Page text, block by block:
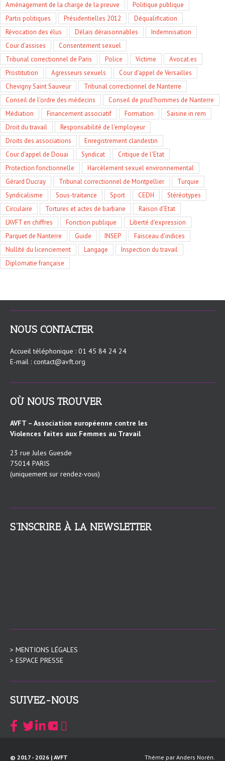
Aménagement de la charge de la preuve
Politique publique
Partis politiques
Présidentielles 2012
Déqualification
Révocation des élus
Délais déraisonnables
Indemnisation
Cour d'assises
Consentement sexuel
Tribunal correctionnel de Paris
Police Victime
Avocat.es
Prostitution
Agresseurs sexuels
Cour d'appel de Versailles
Chevigny Saint Sauveur
Tribunal correctionnel de Nanterre
Conseil de l'ordre des médecins
Conseil de prud'hommes de Nanterre
Médiation
Financement associatif Formation
Saisine in rem
Droit du travail
Responsabilité de l'employeur
Droits des associations
Enregistrement clandestin
Cour d'appel de Douai
Syndicat
Critique de l'Etat
Protection fonctionnelle
Harcèlement sexuel environnemental
Gérard Ducray
Tribunal correctionnel de Montpellier
Turquie
Syndicalisme
Sous-traitance Sport CEDH
Stéréotypes
Circulaire
Tortures et actes de barbarie
Raison d'Etat
L'AVFT en chiffres
Fonction publique
Liberté d'expression
Parquet de Nanterre
Guide INSEP
Faisceau d'indices
Nullité du licenciement
Langage
Inspection du travail
Diplomatie française
NOUS CONTACTER
Accueil téléphonique : 01 45 84 24 24
E-mail : contact@avft.org
OÙ NOUS TROUVER
AVFT – Association européenne contre les
Violences faites aux Femmes au Travail
23 rue Jules Guesde
75014 PARIS
(uniquement sur rendez-vous)
S’INSCRIRE À LA NEWSLETTER
> MENTIONS LÉGALES
> ESPACE PRESSE
SUIVEZ-NOUS
© 2017 - 2026 | AVFT Thème par Anders Norén.